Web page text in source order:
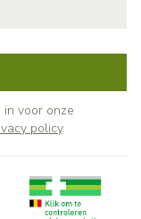
in voor onze
policy.